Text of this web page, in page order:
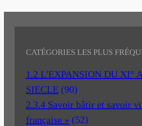
CATÉGORIES LES PLUS
1.2 L'EXPANSION DU XI°
SIECLE (90)
2.3.4 Savoir bâtir et savoir
française » (52)